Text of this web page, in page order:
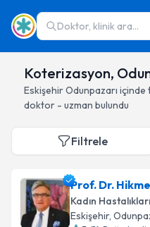
Doktor, klinik ara...
Koterizasyon,
EskişehirOdunpazarı içinde
doktor - uzman bulundu
Filtrele
Prof. Dr.
Kadın
Eskişehir,